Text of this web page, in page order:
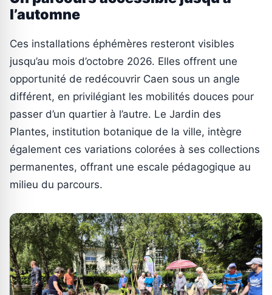
l’automne
Ces installations éphémères resteront visibles
jusqu’au mois d’octobre 2026. Elles offrent une
opportunité de redécouvrir Caen sous un angle
différent, en privilégiant les mobilités douces pour
passer d’un quartier à l’autre. Le Jardin des
Plantes, institution botanique de la ville, intègre
également ces variations colorées à ses collections
permanentes, offrant une escale pédagogique au
milieu du parcours.